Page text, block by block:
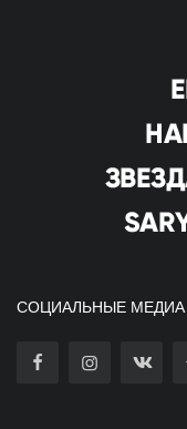
СОЦИАЛЬНЫЕ МЕДИА